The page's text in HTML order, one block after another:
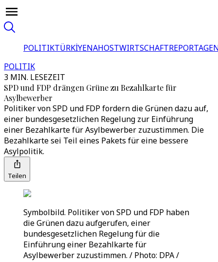
POLITIKTÜRKİYENAHOSTWIRTSCHAFT
POLITIK
3 MIN. LESEZEIT
SPD und FDP drängen Grüne zu Bezahlkarte für
Asylbewerber
Politiker von SPD und FDP fordern die Grünen dazu auf,
einer bundesgesetzlichen Regelung zur Einführung
einer Bezahlkarte für Asylbewerber zuzustimmen. Die
Bezahlkarte sei Teil eines Pakets für eine bessere
Asylpolitik.
Teilen
Symbolbild. Politiker von SPD und FDP haben
die Grünen dazu aufgerufen, einer
bundesgesetzlichen Regelung für die
Einführung einer Bezahlkarte für
Asylbewerber zuzustimmen. / Photo: DPA /